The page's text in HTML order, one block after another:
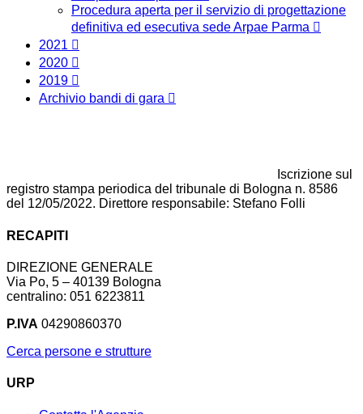
Procedura aperta per il servizio di progettazione
definitiva ed esecutiva sede Arpae Parma
2021
2020
2019
Archivio bandi di gara
Iscrizione sul
registro stampa periodica del tribunale di Bologna n. 8586
del 12/05/2022. Direttore responsabile: Stefano Folli
RECAPITI
DIREZIONE GENERALE
Via Po, 5 – 40139 Bologna
centralino: 051 6223811
P.IVA 04290860370
Cerca persone e strutture
URP